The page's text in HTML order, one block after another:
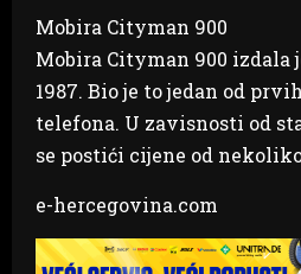
Mobira Cityman 900
Mobira Cityman 900 izdala
1987. Bio je to jedan od
telefona. U zavisnosti od
se postići cijene od
e-hercegovina.com